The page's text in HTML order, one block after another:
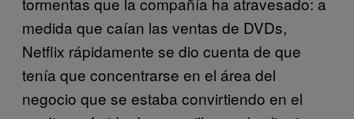
medida que caían las ventas de DVDs,
Netflix rápidamente se dio cuenta de que
tenía que concentrarse en el área del
negocio que se estaba convirtiendo en el